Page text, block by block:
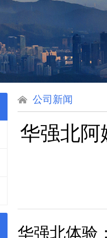
公司新闻
华强北阿
华强北体验